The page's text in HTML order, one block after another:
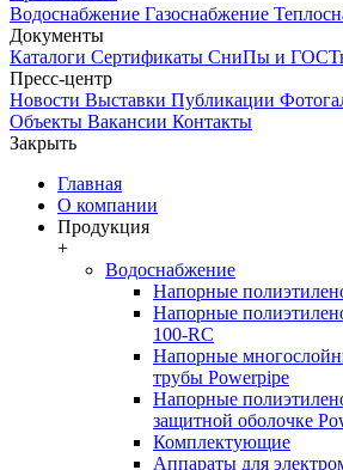
Водоснабжение Газоснабжение
Документы
Каталоги Сертификаты СниПы и
Пресс-центр
Новости Выставки Публикации
Объекты Вакансии Контакты
Закрыть
Главная
О компании
Продукция
+
Водоснабжение
Напорные
Напорные
100-RC
Напорные
трубы Powerpipe
Напорные
защитной оболочке
Комплектующие
Аппараты для